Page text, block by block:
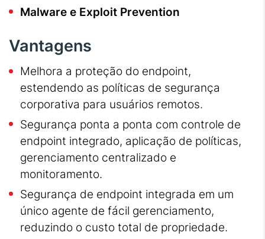
Malware e Exploit Prevention
Vantagens
Melhora a proteção do endpoint,
estendendo as políticas de segurança
corporativa para usuários remotos.
Segurança ponta a ponta com controle de
endpoint integrado, aplicação de políticas,
gerenciamento centralizado e
monitoramento.
Segurança de endpoint integrada em um
único agente de fácil gerenciamento,
reduzindo o custo total de propriedade.